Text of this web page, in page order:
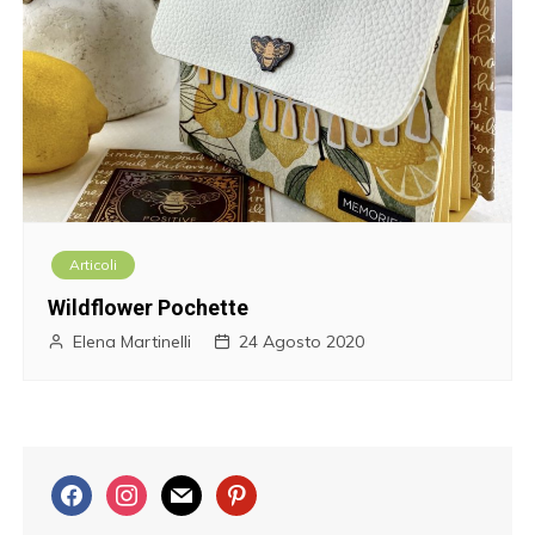
Articoli
Wildflower Pochette
Elena Martinelli 24 Agosto 2020
f
a
i
n
m
a
p